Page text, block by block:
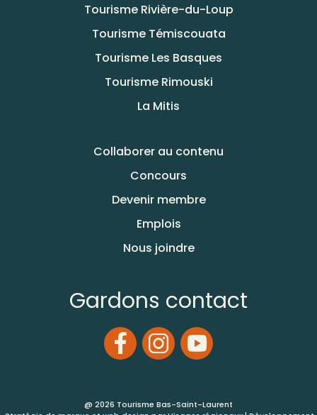
Tourisme Rivière-du-Loup
Tourisme Témiscouata
Tourisme Les Basques
Tourisme Rimouski
La Mitis
Collaborer au contenu
Concours
Devenir membre
Emplois
Nous joindre
Gardons contact
@ 2026 Tourisme Bas-Saint-Laurent